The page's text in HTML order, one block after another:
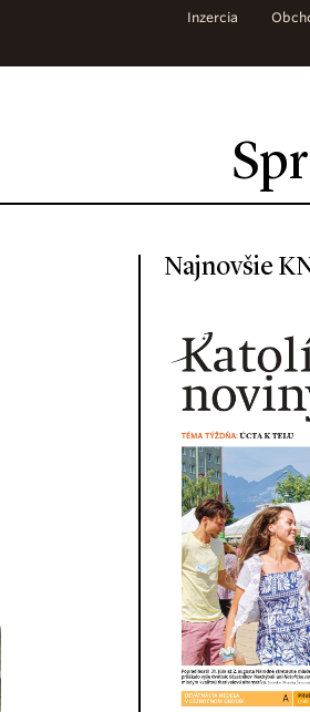
Inzercia
Najnovšie